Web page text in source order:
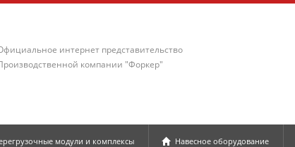
интернет представительство
компании "Форкер"
модули и комплексы Навесное оборудование